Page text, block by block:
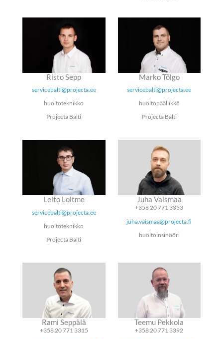
Risto Sepp
servicebalti@projecta.ee
huoltoteknikko
Projecta Balti
Marko Tõlgo
servicebalti@projecta.ee
huoltopäällikkö
Projecta Balti
Leito Loitme
servicebalti@projecta.ee
huoltoteknikko
Projecta Balti
Juha Vaismaa
+358 20 771 3333
juha.vaismaa@projecta.fi
huoltoinsinööri
Rami Seppälä
+358 20 771 3315
Teemu Pekkola
+358 20 771 3392